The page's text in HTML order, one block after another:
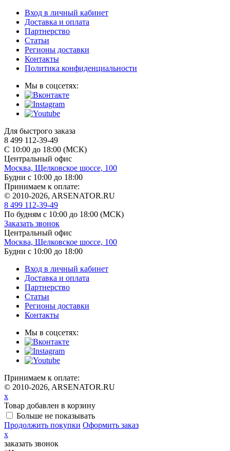
Вход в личный кабинет
Доставка и оплата
Партнерство
Статьи
Регионы доставки
Контакты
Политика конфиденциальности
Мы в соцсетях:
Для быстрого заказа
8 499 112-39-49
С 10:00 до 18:00 (МСК)
Центральный офис
Москва, Щелковское шоссе, 100
Будни с 10:00 до 18:00
Принимаем к оплате:
© 2010-2026, ARSENATOR.RU
8 499 112-39-49
По будням с 10:00 до 18:00 (МСК)
Заказать звонок
Центральный офис
Москва, Щелковское шоссе, 100
Будни с 10:00 до 18:00
Вход в личный кабинет
Доставка и оплата
Партнерство
Статьи
Регионы доставки
Контакты
Мы в соцсетях:
Принимаем к оплате:
© 2010-2026, ARSENATOR.RU
x
Товар добавлен в корзину
Больше не показывать
Продолжить покупки Оформить заказ
x
заказать звонок